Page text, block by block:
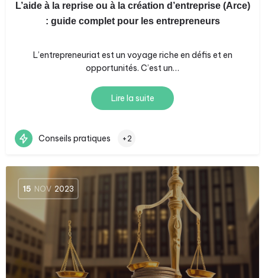
L’aide à la reprise ou à la création d’entreprise (Arce)
: guide complet pour les entrepreneurs
L’entrepreneuriat est un voyage riche en défis et en
opportunités. C’est un…
Lire la suite
Conseils pratiques +2
15 NOV 2023